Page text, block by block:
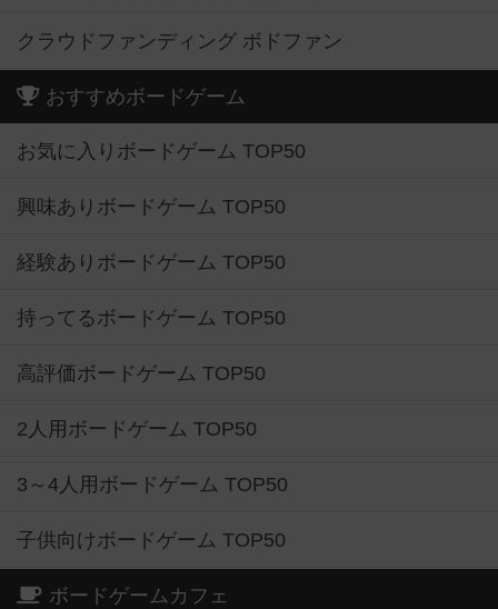
クラウドファンディング ボドファン
おすすめボードゲーム
お気に入りボードゲーム TOP50
興味ありボードゲーム TOP50
経験ありボードゲーム TOP50
持ってるボードゲーム TOP50
高評価ボードゲーム TOP50
2人用ボードゲーム TOP50
3～4人用ボードゲーム TOP50
子供向けボードゲーム TOP50
ボードゲームカフェ